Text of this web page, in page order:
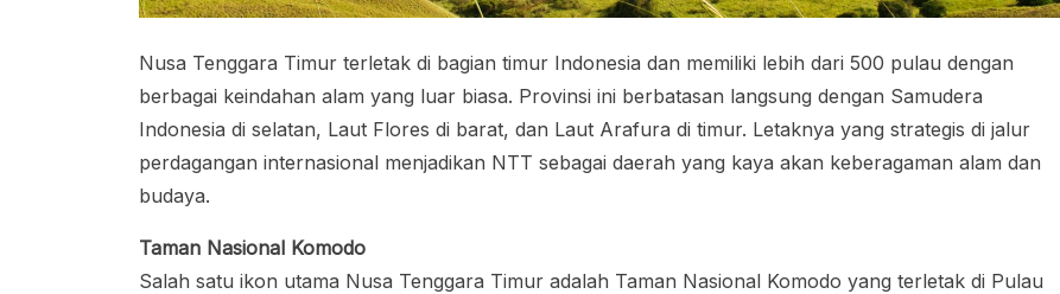
Nusa Tenggara Timur terletak di bagian timur Indonesia dan memiliki lebih dari 500 pulau dengan
berbagai keindahan alam yang luar biasa. Provinsi ini berbatasan langsung dengan Samudera
Indonesia di selatan, Laut Flores di barat, dan Laut Arafura di timur. Letaknya yang strategis di jalur
perdagangan internasional menjadikan NTT sebagai daerah yang kaya akan keberagaman alam dan
budaya.
Taman Nasional Komodo
Salah satu ikon utama Nusa Tenggara Timur adalah Taman Nasional Komodo yang terletak di Pulau